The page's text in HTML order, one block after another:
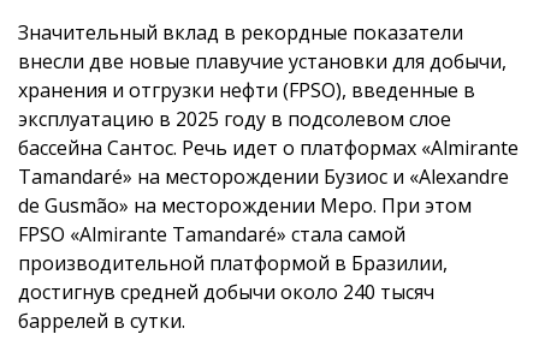
Значительный вклад в рекордные показатели
внесли две новые плавучие установки для добычи,
хранения и отгрузки нефти (FPSO), введенные в
эксплуатацию в 2025 году в подсолевом слое
бассейна Сантос. Речь идет о платформах «Almirante
Tamandaré» на месторождении Бузиос и «Alexandre
de Gusmão» на месторождении Меро. При этом
FPSO «Almirante Tamandaré» стала самой
производительной платформой в Бразилии,
достигнув средней добычи около 240 тысяч
баррелей в сутки.